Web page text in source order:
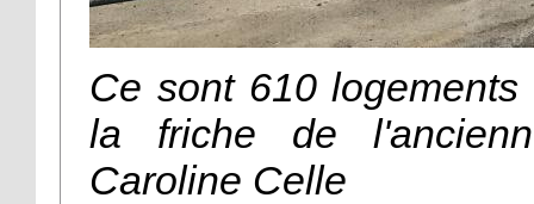
Ce sont 610
la friche de
Caroline Celle